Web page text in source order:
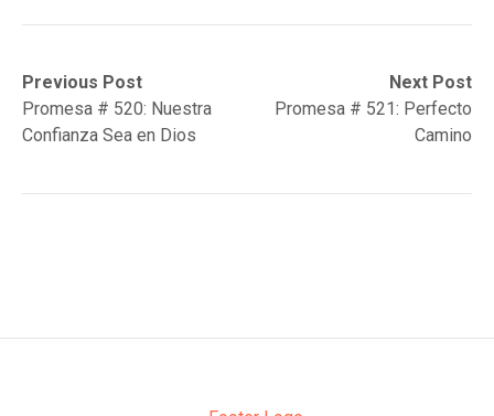
Post
navigation
Previous Post
Previous
post:Promesa # 520: Nuestra
Confianza Sea en Dios
Next Post
Next
post:
Promesa # 521: Perfecto
Camino